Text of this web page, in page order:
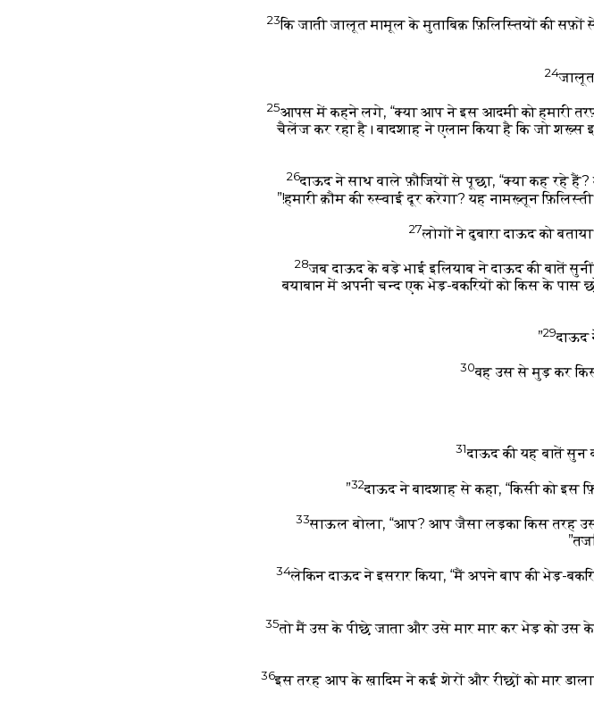
23कि जाती जालूत मामूल के मुताबिक़ फ़िलिस्तियों की
24
25आपस में कहने लगे, “क्या आप ने इस आदमी को हमारी
चैलेंज कर रहा है। बादशाह ने एलान किया है कि जो शख़्स
26दाऊद ने साथ वाले फ़ौजियों से पूछा, “क्या कह रहे
हमारी क़ौम की रुस्वाई दूर करेगा? यह नामख़्तून
27लोगों ने दुबारा दाऊद को
28जब दाऊद के बड़े भाई इलियाब ने दाऊद की बातें
बयाबान में अपनी चन्द एक भेड़-बकरियों को किस के पास
29दाऊद
30वह उस से मुड़ कर
31दाऊद की यह बातें सुन
32दाऊद ने बादशाह से कहा, “किसी को इस
33साऊल बोला, “आप? आप जैसा लड़का किस तरह
34लेकिन दाऊद ने इसरार किया, “मैं अपने बाप की भेड़-
35तो मैं उस के पीछे जाता और उसे मार मार कर भेड़ को
36इस तरह आप के ख़ादिम ने कई शेरों और रीछों को मार